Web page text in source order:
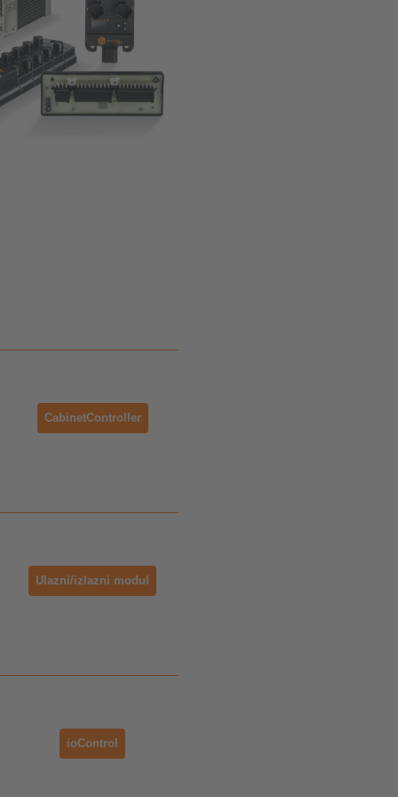
CabinetController
Ulazni/izlazni modul
ioControl